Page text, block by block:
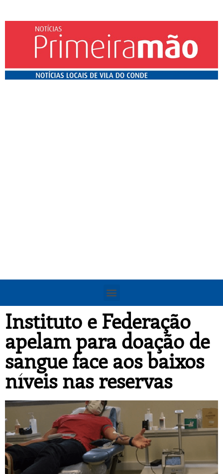
Instituto e Federação
apelam para doação de
sangue face aos baixos
níveis nas reservas